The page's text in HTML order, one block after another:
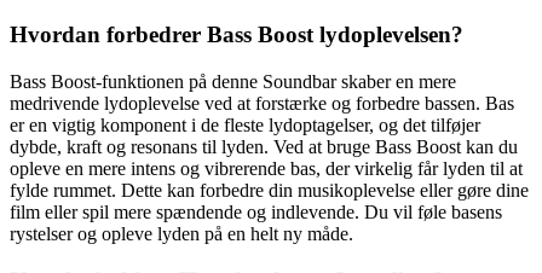
Hvordan forbedrer Bass Boost lydoplevelsen?
Bass Boost-funktionen på denne Soundbar skaber en mere
medrivende lydoplevelse ved at forstærke og forbedre bassen. Bas
er en vigtig komponent i de fleste lydoptagelser, og det tilføjer
dybde, kraft og resonans til lyden. Ved at bruge Bass Boost kan du
opleve en mere intens og vibrerende bas, der virkelig får lyden til at
fylde rummet. Dette kan forbedre din musikoplevelse eller gøre dine
film eller spil mere spændende og indlevende. Du vil føle basens
rystelser og opleve lyden på en helt ny måde.